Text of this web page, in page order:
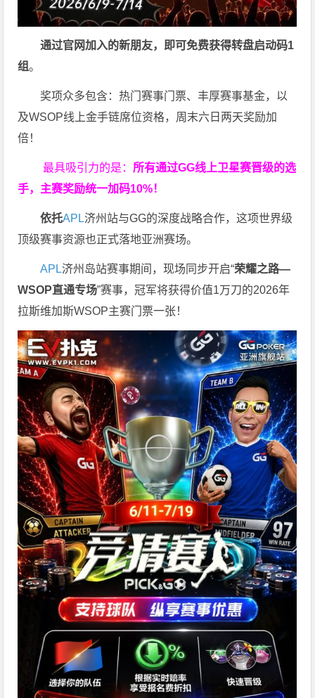
通过官网加入的新朋友，即可免费获得转盘启动码1
组。
奖项众多包含：热门赛事门票、丰厚赛事基金，以
及WSOP线上金手链席位资格， 周末六日两天奖励加
倍！
最具吸引力的是： 所有通过GG线上卫星赛晋级的选
手，主赛奖励统一加码10%！
依托APL济州站与GG的深度战略合作，这项世界级
顶级赛事资源也正式落地亚洲赛场。
APL济州岛站赛事期间，现场同步开启“荣耀之路—
WSOP直通专场”赛事，冠军将获得价值1万刀的2026年
拉斯维加斯WSOP主赛门票一张！